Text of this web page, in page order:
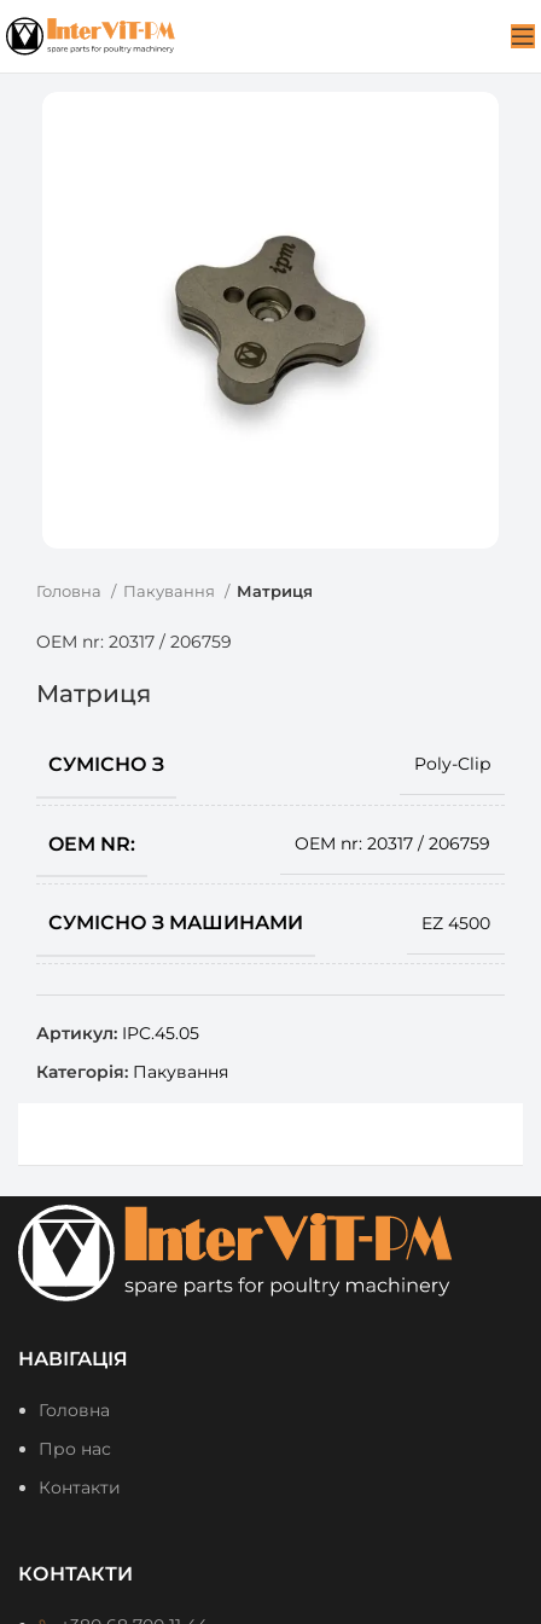
Головна Пакування Матриця
OEM nr: 20317 / 206759
Матриця
СУМІСНО З Poly-Clip
OEM NR: OEM nr: 20317 / 206759
СУМІСНО З МАШИНАМИ EZ 4500
Артикул: IPC.45.05
Категорія: Пакування
НАВІГАЦІЯ
Головна
Про нас
Контакти
КОНТАКТИ